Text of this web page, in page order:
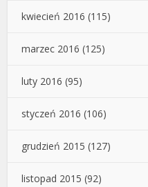
kwiecień 2016 (115)
marzec 2016 (125)
luty 2016 (95)
styczeń 2016 (106)
grudzień 2015 (127)
listopad 2015 (92)